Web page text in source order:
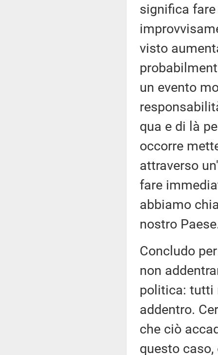
significa
visto
un evento
qua e di là
occorre
attraverso
fare
abbiamo
nostro
Concludo
non
politica: tutti
addentro.
che ciò
questo